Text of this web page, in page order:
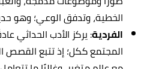
الخطية، وتدفق الوعي؛ وهو
الفردية: يركز الأدب الحداثي
المجتمع ككل؛ إذ تتبع القصص